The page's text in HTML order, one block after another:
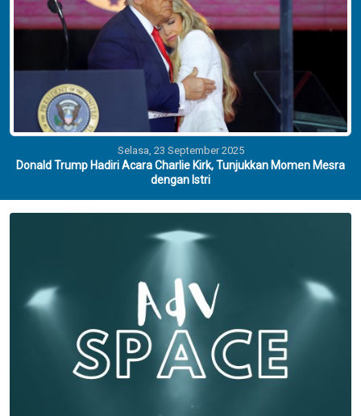
Selasa, 23 September 2025
Donald Trump Hadiri Acara Charlie Kirk, Tunjukkan Momen Mesra
dengan Istri